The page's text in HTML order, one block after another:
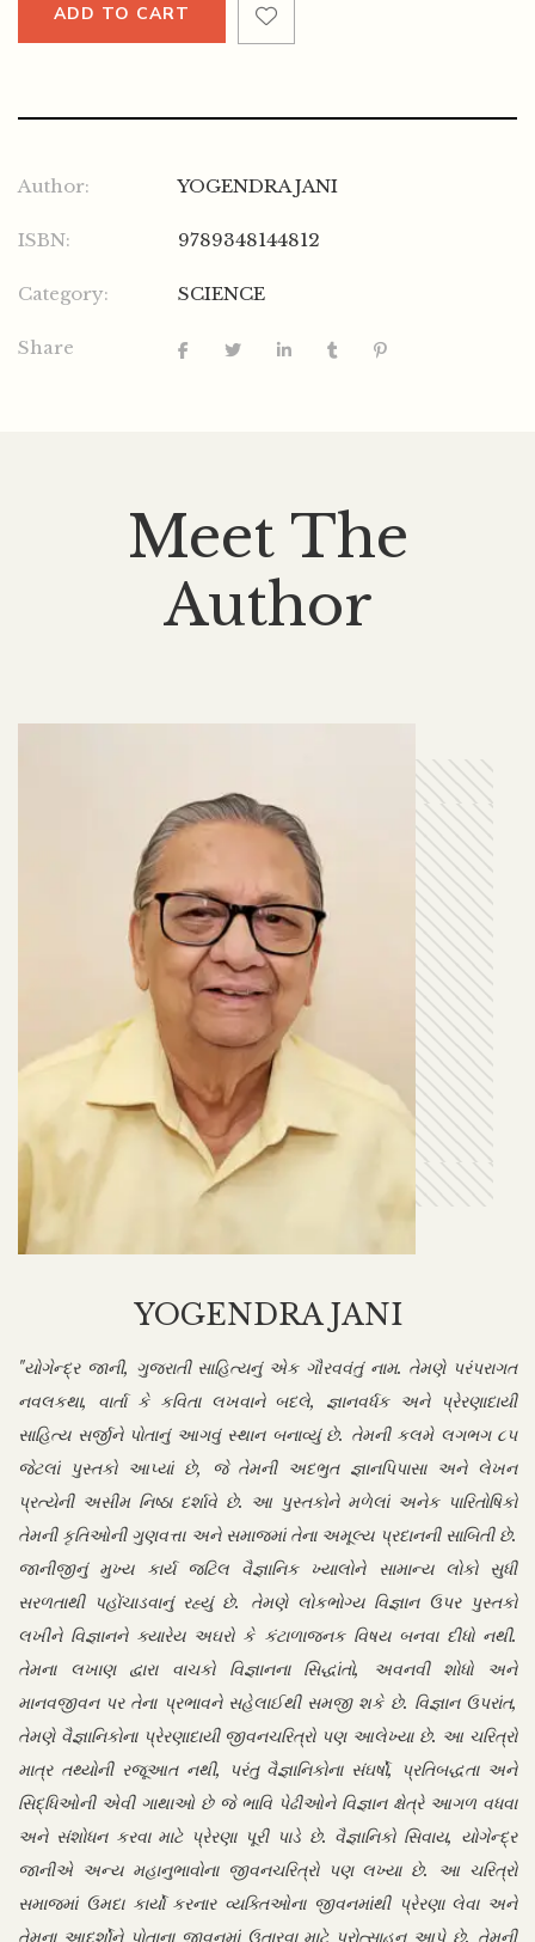
ADD TO CART
Author: YOGENDRA JANI
ISBN: 9789348144812
Category: SCIENCE
Share
Meet The
Author
YOGENDRA JANI
"યોગેન્દ્ર જાની, ગુજરાતી સાહિત્યનું એક ગૌરવવંતું નામ. તેમણે પરંપરાગત
નવલકથા, વાર્તા કે કવિતા લખવાને બદલે, જ્ઞાનવર્ધક અને પ્રેરણાદાયી
સાહિત્ય સર્જીને પોતાનું આગવું સ્થાન બનાવ્યું છે. તેમની કલમે લગભગ ૮૫
જેટલાં પુસ્તકો આપ્યાં છે, જે તેમની અદભુત જ્ઞાનપિપાસા અને લેખન
પ્રત્યેની અસીમ નિષ્ઠા દર્શાવે છે. આ પુસ્તકોને મળેલાં અનેક પારિતોષિકો
તેમની કૃતિઓની ગુણવત્તા અને સમાજમાં તેના અમૂલ્ય પ્રદાનની સાબિતી છે.
જાનીજીનું મુખ્ય કાર્ય જટિલ વૈજ્ઞાનિક ખ્યાલોને સામાન્ય લોકો સુધી
સરળતાથી પહોંચાડવાનું રહ્યું છે. તેમણે લોકભોગ્ય વિજ્ઞાન ઉપર પુસ્તકો
લખીને વિજ્ઞાનને ક્યારેય અઘરો કે કંટાળાજનક વિષય બનવા દીધો નથી.
તેમના લખાણ દ્વારા વાચકો વિજ્ઞાનના સિદ્ધાંતો, અવનવી શોધો અને
માનવજીવન પર તેના પ્રભાવને સહેલાઈથી સમજી શકે છે. વિજ્ઞાન ઉપરાંત,
તેમણે વૈજ્ઞાનિકોના પ્રેરણાદાયી જીવનચરિત્રો પણ આલેખ્યા છે. આ ચરિત્રો
માત્ર તથ્યોની રજૂઆત નથી, પરંતુ વૈજ્ઞાનિકોના સંઘર્ષો, પ્રતિબદ્ધતા અને
સિદ્ધિઓની એવી ગાથાઓ છે જે ભાવિ પેઢીઓને વિજ્ઞાન ક્ષેત્રે આગળ વધવા
અને સંશોધન કરવા માટે પ્રેરણા પૂરી પાડે છે. વૈજ્ઞાનિકો સિવાય, યોગેન્દ્ર
જાનીએ અન્ય મહાનુભાવોના જીવનચરિત્રો પણ લખ્યા છે. આ ચરિત્રો
સમાજમાં ઉમદા કાર્યો કરનાર વ્યક્તિઓના જીવનમાંથી પ્રેરણા લેવા અને
તેમના આદર્શોને પોતાના જીવનમાં ઉતારવા માટે પ્રોત્સાહન આપે છે. તેમની